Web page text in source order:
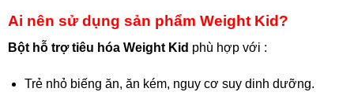
Ai nên sử dụng sản phẩm Weight Kid?
Bột hỗ trợ tiêu hóa Weight Kid phù hợp với :
Trẻ nhỏ biếng ăn, ăn kém, nguy cơ suy dinh dưỡng.